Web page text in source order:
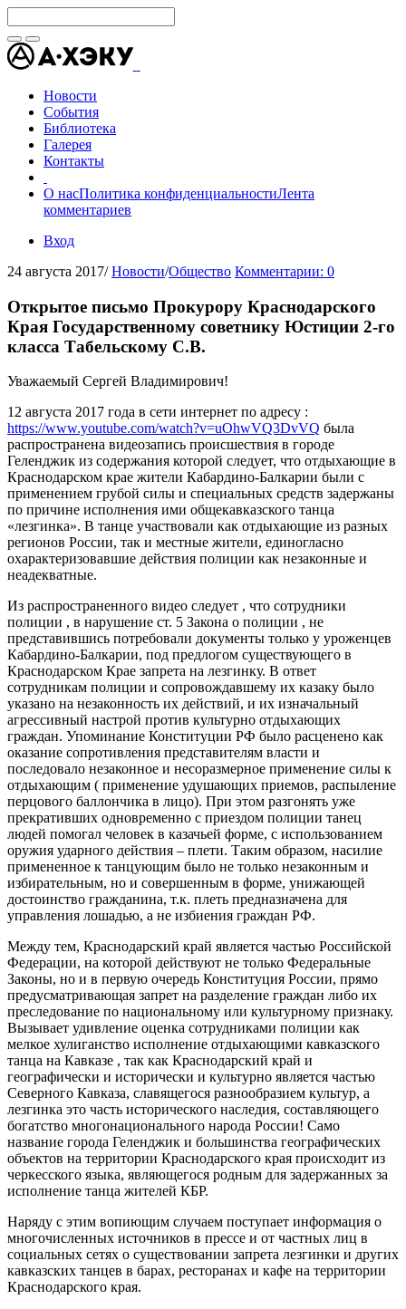
Новости
События
Библиотека
Галерея
Контакты
О насПолитика конфиденциальностиЛента
комментариев
Вход
24 августа 2017/ Новости/Общество Комментарии: 0
Открытое письмо Прокурору Краснодарского
Края Государственному советнику Юстиции 2-го
класса Табельскому С.В.
Уважаемый Сергей Владимирович!
12 августа 2017 года в сети интернет по адресу :
https://www.youtube.com/watch?v=uOhwVQ3DvVQ была
распространена видеозапись происшествия в городе
Геленджик из содержания которой следует, что отдыхающие в
Краснодарском крае жители Кабардино-Балкарии были с
применением грубой силы и специальных средств задержаны
по причине исполнения ими общекавказского танца
«лезгинка». В танце участвовали как отдыхающие из разных
регионов России, так и местные жители, единогласно
охарактеризовавшие действия полиции как незаконные и
неадекватные.
Из распространенного видео следует , что сотрудники
полиции , в нарушение ст. 5 Закона о полиции , не
представившись потребовали документы только у уроженцев
Кабардино-Балкарии, под предлогом существующего в
Краснодарском Крае запрета на лезгинку. В ответ
сотрудникам полиции и сопровождавшему их казаку было
указано на незаконность их действий, и их изначальный
агрессивный настрой против культурно отдыхающих
граждан. Упоминание Конституции РФ было расценено как
оказание сопротивления представителям власти и
последовало незаконное и несоразмерное применение силы к
отдыхающим ( применение удушающих приемов, распыление
перцового баллончика в лицо). При этом разгонять уже
прекративших одновременно с приездом полиции танец
людей помогал человек в казачьей форме, с использованием
оружия ударного действия – плети. Таким образом, насилие
примененное к танцующим было не только незаконным и
избирательным, но и совершенным в форме, унижающей
достоинство гражданина, т.к. плеть предназначена для
управления лошадью, а не избиения граждан РФ.
Между тем, Краснодарский край является частью Российской
Федерации, на которой действуют не только Федеральные
Законы, но и в первую очередь Конституция России, прямо
предусматривающая запрет на разделение граждан либо их
преследование по национальному или культурному признаку.
Вызывает удивление оценка сотрудниками полиции как
мелкое хулиганство исполнение отдыхающими кавказского
танца на Кавказе , так как Краснодарский край и
географически и исторически и культурно является частью
Северного Кавказа, славящегося разнообразием культур, а
лезгинка это часть исторического наследия, составляющего
богатство многонационального народа России! Само
название города Геленджик и большинства географических
объектов на территории Краснодарского края происходит из
черкесского языка, являющегося родным для задержанных за
исполнение танца жителей КБР.
Наряду с этим вопиющим случаем поступает информация о
многочисленных источников в прессе и от частных лиц в
социальных сетях о существовании запрета лезгинки и других
кавказских танцев в барах, ресторанах и кафе на территории
Краснодарского края.